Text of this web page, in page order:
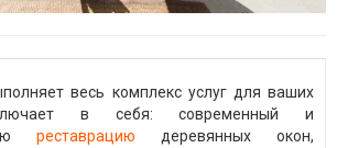
весь комплекс услуг для ваших
в себя: современный и
реставрацию деревянных окон,